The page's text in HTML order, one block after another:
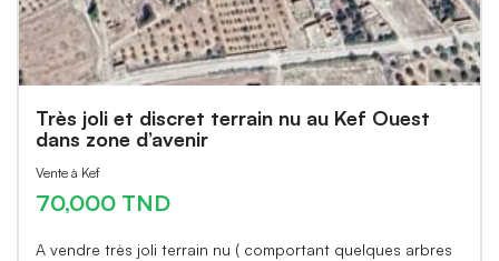
Très joli et discret terrain nu au Kef Ouest
dans zone d’avenir
Vente à Kef
70,000 TND
A vendre très joli terrain nu ( comportant quelques arbres